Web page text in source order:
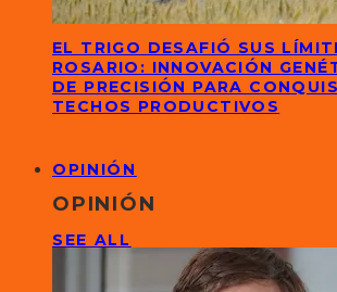
EL TRIGO DESAFIÓ SUS
ROSARIO: INNOVACIÓN
DE PRECISIÓN PARA
TECHOS PRODUCTIVOS
OPINIÓN
OPINIÓN
SEE ALL